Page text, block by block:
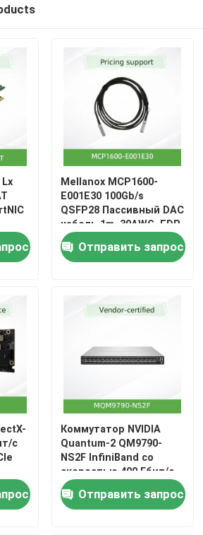
сети
Networks
беспроводные
драки
со встроенным охлаждением
кабель и аксессуары
Lx
Mellanox MCP1600-
E001E30 100Gb/s
QSFP28 Пассивный DAC
кабель 1m, 30AWG, EDR
InfiniBand
Отправить запрос
с
Коммутатор NVIDIA
Quantum-2 QM9790-
NS2F InfiniBand со
скоростью 400 Гбит/с –
интеллектуальный
коммутатор с 64
Отправить запрос